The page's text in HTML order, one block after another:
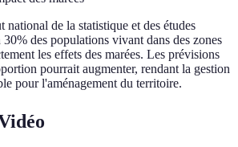
national de la statistique et des études
des populations vivant dans des zones
les effets des marées. Les prévisions
pourrait augmenter, rendant la gestion
pour l'aménagement du territoire.